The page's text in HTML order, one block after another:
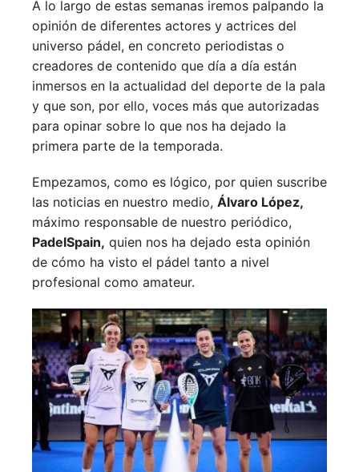
A lo largo de estas semanas iremos palpando la
opinión de diferentes actores y actrices del
universo pádel, en concreto periodistas o
creadores de contenido que día a día están
inmersos en la actualidad del deporte de la pala
y que son, por ello, voces más que autorizadas
para opinar sobre lo que nos ha dejado la
primera parte de la temporada.
Empezamos, como es lógico, por quien suscribe
las noticias en nuestro medio, Álvaro López,
máximo responsable de nuestro periódico,
PadelSpain, quien nos ha dejado esta opinión
de cómo ha visto el pádel tanto a nivel
profesional como amateur.